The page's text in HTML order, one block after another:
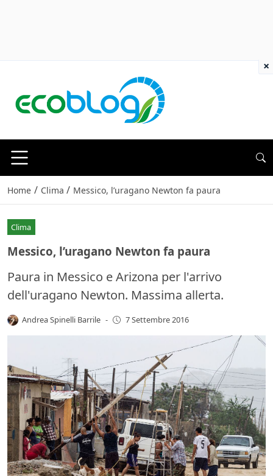
Home / Clima / Messico, l’uragano Newton fa paura
Clima
Messico, l’uragano Newton fa paura
Paura in Messico e Arizona per l'arrivo
dell'uragano Newton. Massima allerta.
Andrea Spinelli Barrile - 7 Settembre 2016
×